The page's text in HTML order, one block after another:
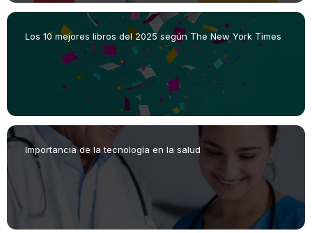
Los 10 mejores libros del 2025 según The New York Times
Importancia de la tecnología en la salud